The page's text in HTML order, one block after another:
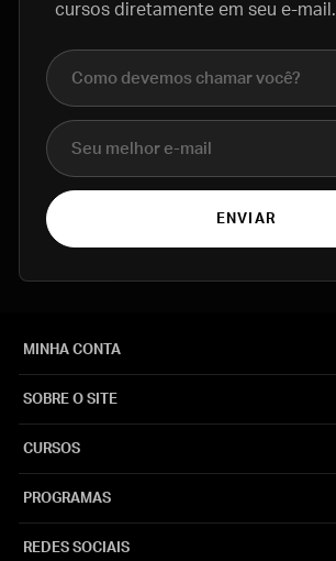
cursos diretamente em seu e-mail.
Nome completo
E-mail
ENVIAR
MINHA CONTA
SOBRE O SITE
CURSOS
PROGRAMAS
REDES SOCIAIS